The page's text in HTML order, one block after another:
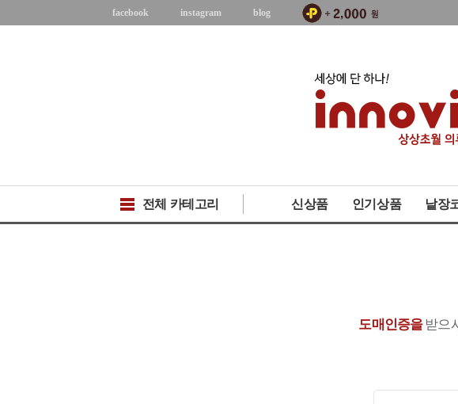
facebook instagram blog
전체 카테고리 신상품 인기상품 낱장
도매인증을받으